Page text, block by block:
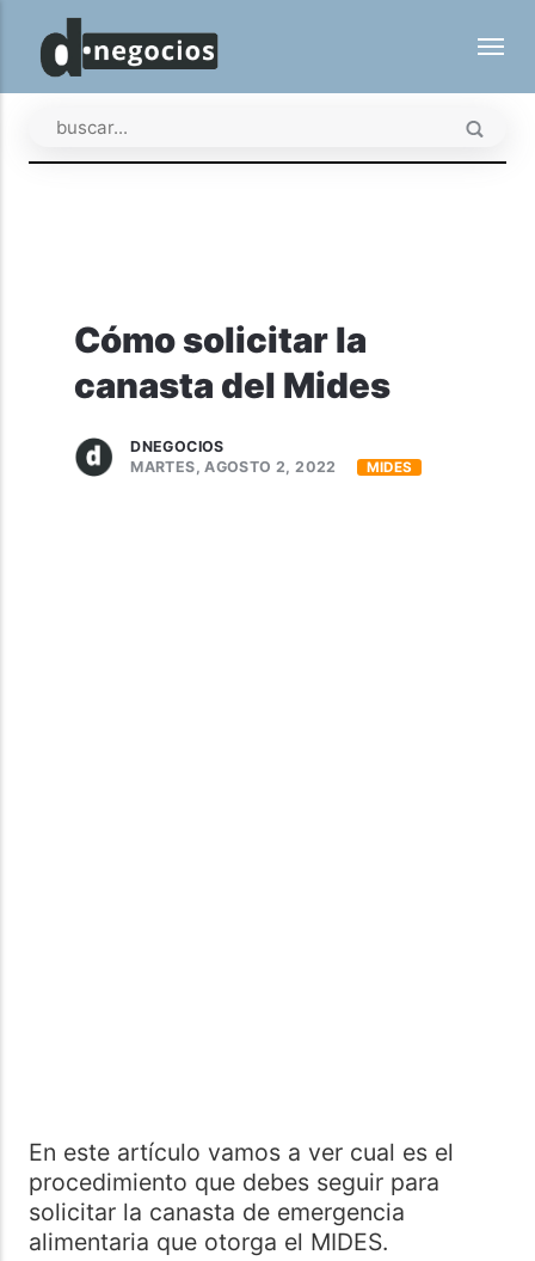
Cómo solicitar la
canasta del Mides
DNEGOCIOS
MARTES, AGOSTO 2, 2022
MIDES
En este artículo vamos a ver cual es el
procedimiento que debes seguir para
solicitar la canasta de emergencia
alimentaria que otorga el MIDES.